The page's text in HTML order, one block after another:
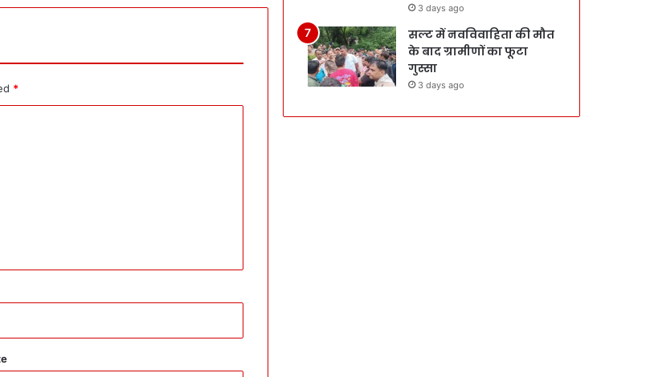
*
3 days ago
सल्ट में नवविवाहिता की मौत
के बाद ग्रामीणों का फूटा
गुस्सा
3 days ago